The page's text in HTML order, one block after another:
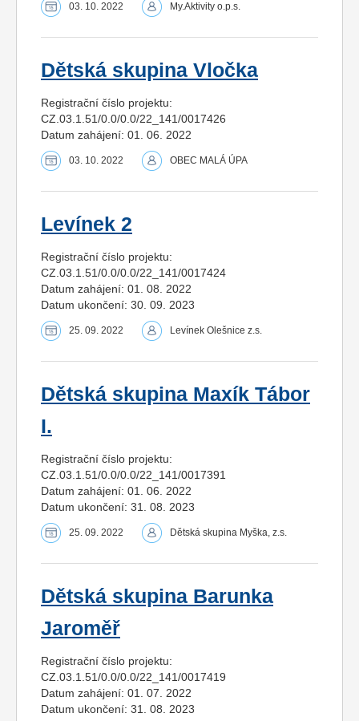
03. 10. 2022 My.Aktivity o.p.s.
Dětská skupina Vločka
Registrační číslo projektu:
CZ.03.1.51/0.0/0.0/22_141/0017426
Datum zahájení: 01. 06. 2022
03. 10. 2022 OBEC MALÁ ÚPA
Levínek 2
Registrační číslo projektu:
CZ.03.1.51/0.0/0.0/22_141/0017424
Datum zahájení: 01. 08. 2022
Datum ukončení: 30. 09. 2023
25. 09. 2022 Levínek Olešnice z.s.
Dětská skupina Maxík Tábor
I.
Registrační číslo projektu:
CZ.03.1.51/0.0/0.0/22_141/0017391
Datum zahájení: 01. 06. 2022
Datum ukončení: 31. 08. 2023
25. 09. 2022 Dětská skupina Myška, z.s.
Dětská skupina Barunka
Jaroměř
Registrační číslo projektu:
CZ.03.1.51/0.0/0.0/22_141/0017419
Datum zahájení: 01. 07. 2022
Datum ukončení: 31. 08. 2023